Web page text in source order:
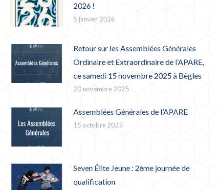
2026 !
5 janvier 2026
Retour sur les Assemblées Générales
Ordinaire et Extraordinaire de l’APARE,
ce samedi 15 novembre 2025 à Bègles
20 novembre 2025
Assemblées Générales de l’APARE
15 octobre 2025
Seven Élite Jeune : 2ème journée de
qualification